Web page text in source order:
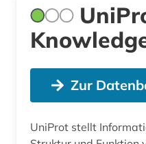
Zur
UniProt stellt